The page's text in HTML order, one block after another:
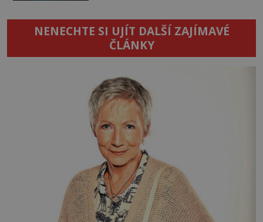
NENECHTE SI UJÍT DALŠÍ ZAJÍMAVÉ
ČLÁNKY